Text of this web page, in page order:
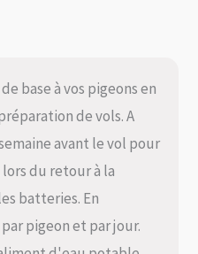
base à vos pigeons en
de vols. A
avant le vol pour
du retour à la
batteries. En
pigeon et par jour.